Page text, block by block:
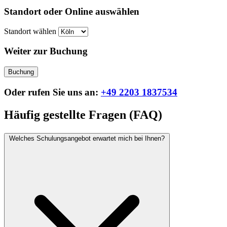
Standort oder Online auswählen
Standort wählen
Weiter zur Buchung
Buchung
Oder rufen Sie uns an: +49 2203 1837534
Häufig gestellte Fragen (FAQ)
Welches Schulungsangebot erwartet mich bei Ihnen?